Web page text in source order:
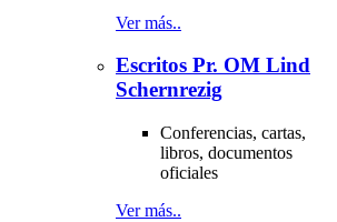
Ver más..
Escritos Pr. OM Lind
Schernrezig
Conferencias, cartas,
libros, documentos
oficiales
Ver más..